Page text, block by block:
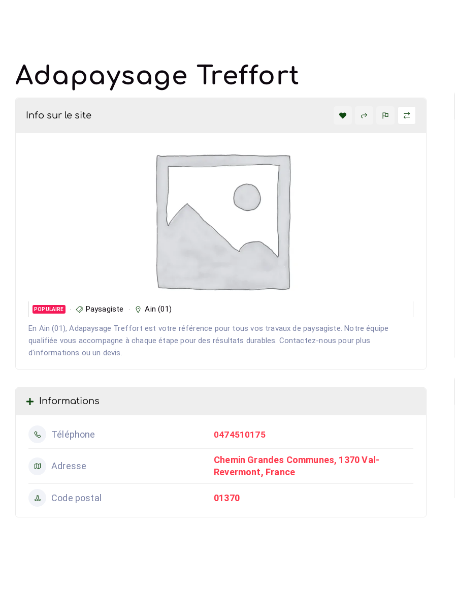
Adapaysage Treffort
Info sur le site
POPULAIRE Paysagiste Ain (01)
En Ain (01), Adapaysage Treffort est votre référence pour tous vos travaux de paysagiste. Notre équipe
qualifiée vous accompagne à chaque étape pour des résultats durables. Contactez-nous pour plus
d'informations ou un devis.
Informations
Téléphone 0474510175
Adresse
Chemin Grandes Communes, 1370 Val-
Revermont, France
Code postal 01370